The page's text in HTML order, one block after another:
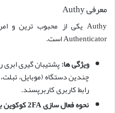
معرفی Authy
Authenticator است.
ویژگی ها:پشتیبان گیری
چندین دستگاه (موبایل،
رابط کاربری کاربرپسند.
نحوه فعال سازی 2FA کوکوین با Authy: